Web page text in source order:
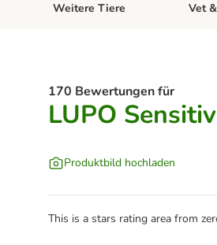
Hundefutter
Kategorie-Menü öffnen:
Weitere Tiere Vet
170 Bewertungen für
LUPO
Produktbild hochladen
This is a stars rating area from